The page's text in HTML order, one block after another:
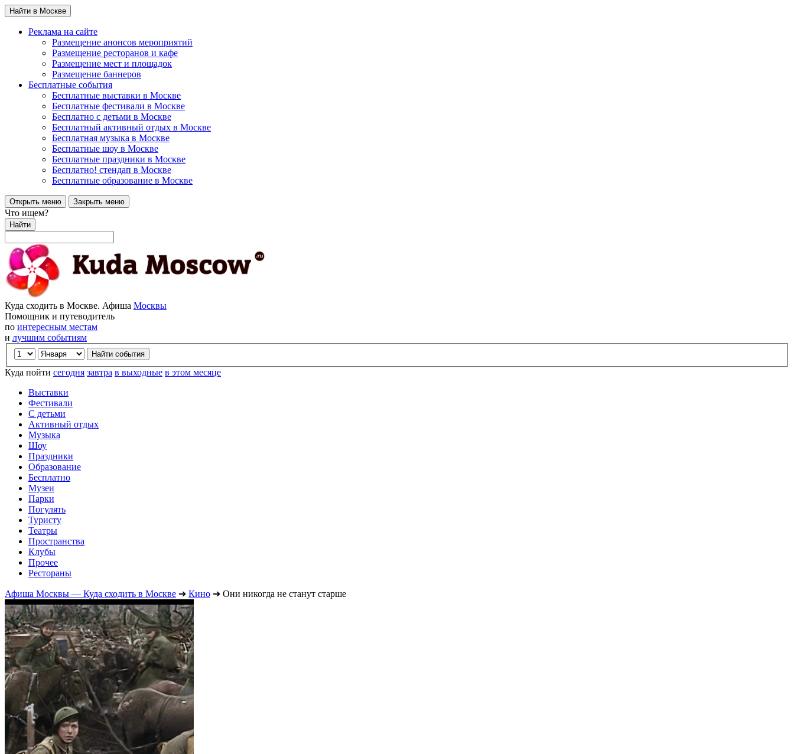
Найти в Москве
Реклама на сайте
Размещение анонсов мероприятий
Размещение ресторанов и кафе
Размещение мест и площадок
Размещение баннеров
Бесплатные события
Бесплатные выставки в Москве
Бесплатные фестивали в Москве
Бесплатно с детьми в Москве
Бесплатный активный отдых в Москве
Бесплатная музыка в Москве
Бесплатные шоу в Москве
Бесплатные праздники в Москве
Бесплатно! стендап в Москве
Бесплатные образование в Москве
Открыть меню Закрыть меню
Что ищем?
Найти
Куда сходить в Москве. Афиша Москвы
Помощник и путеводитель
по интересным местам
и лучшим событиям
Куда пойти сегодня завтра в выходные в этом месяце
Выставки
Фестивали
С детьми
Активный отдых
Музыка
Шоу
Праздники
Образование
Бесплатно
Музеи
Парки
Погулять
Туристу
Театры
Пространства
Клубы
Прочее
Рестораны
Афиша Москвы — Куда сходить в Москве ➔ Кино ➔ Они никогда не станут старше